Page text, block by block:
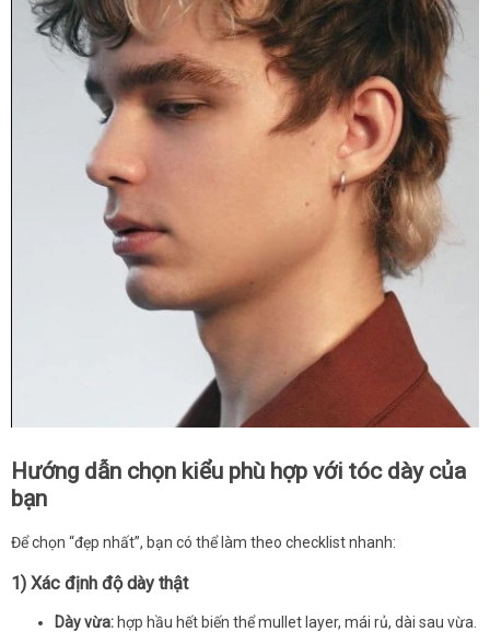
Hướng dẫn chọn kiểu phù hợp với tóc dày của
bạn
Để chọn “đẹp nhất”, bạn có thể làm theo checklist nhanh:
1) Xác định độ dày thật
Dày vừa: hợp hầu hết biến thể mullet layer, mái rủ, dài sau vừa.